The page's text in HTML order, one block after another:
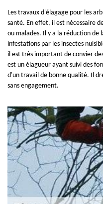
Les travaux d'élagage pour les
santé. En effet, il est nécessaire
ou malades. Il y a la réduction de
infestations par les insectes
il est très important de convier
est un élagueur ayant suivi des
d'un travail de bonne qualité. Il
sans engagement.